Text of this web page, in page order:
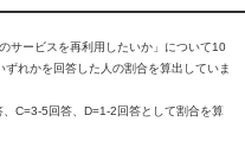
サービスを再利用したいか」について10
れかを回答した人の割合を算出していま
C=3-5回答、D=1-2回答として割合を算